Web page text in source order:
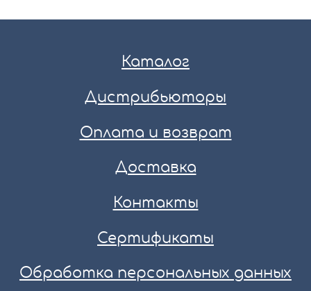
Каталог
Дистрибьюторы
Оплата и возврат
Доставка
Контакты
Сертификаты
Обработка персональных данных